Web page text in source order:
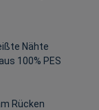
Nähte
100% PES
Rücken